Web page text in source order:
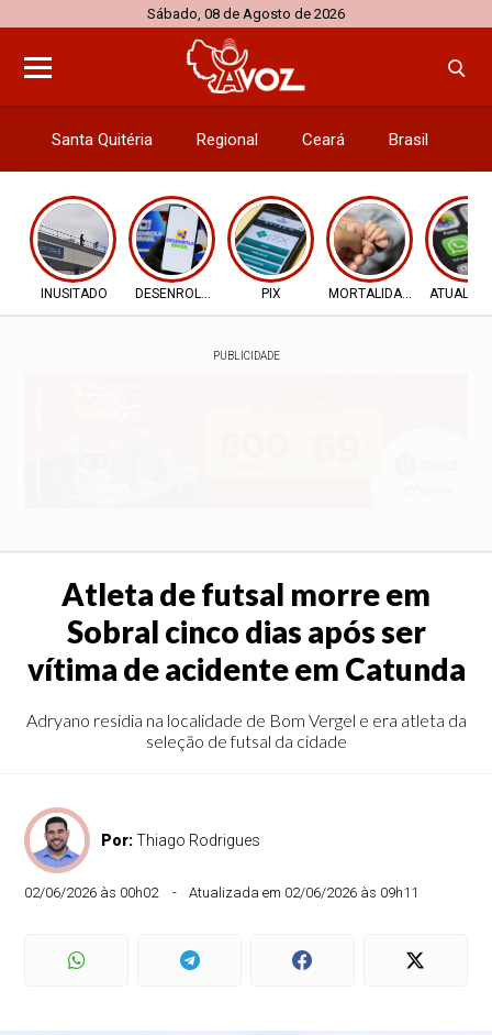
Sábado, 08 de Agosto de 2026
Santa Quitéria Regional Ceará Brasil
INUSITADO DESENROLA 2.0 PIX MORTALIDADE INFANTIL
PUBLICIDADE
Atleta de futsal morre em
Sobral cinco dias após ser
vítima de acidente em Catunda
Adryano residia na localidade de Bom Vergel e era atleta da
seleção de futsal da cidade
Por:Thiago Rodrigues
02/06/2026 às 00h02 Atualizada em 02/06/2026 às 09h11